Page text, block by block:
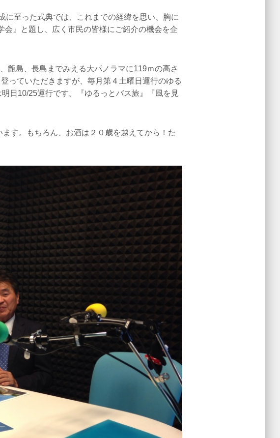
至った式典では、これまでの経緯を思い、胸に
』と題し、広く市民の皆様にご紹介の機会を企
甑島、長島までみえる大パノラマに119ｍの高さ
っていただきますが、毎月第４土曜日運行のゆる
日10/25運行です。『ゆるっとバス旅』『風を見
す。もちろん、お酒は２０歳を越えてから！た